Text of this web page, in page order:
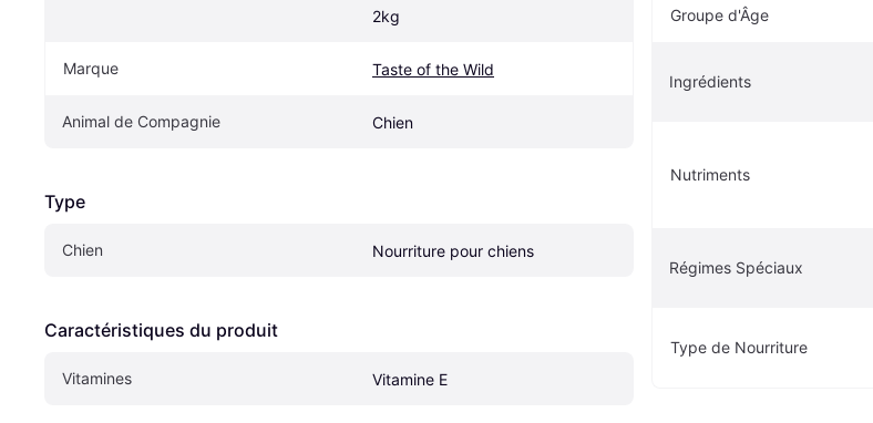
2kg
Marque Taste of the Wild
Animal de Compagnie Chien
Type
Chien Nourriture pour chiens
Caractéristiques du produit
Vitamines Vitamine E
Groupe d'Âge
Ingrédients
Nutriments
Régimes Spéciaux
Type de Nourriture